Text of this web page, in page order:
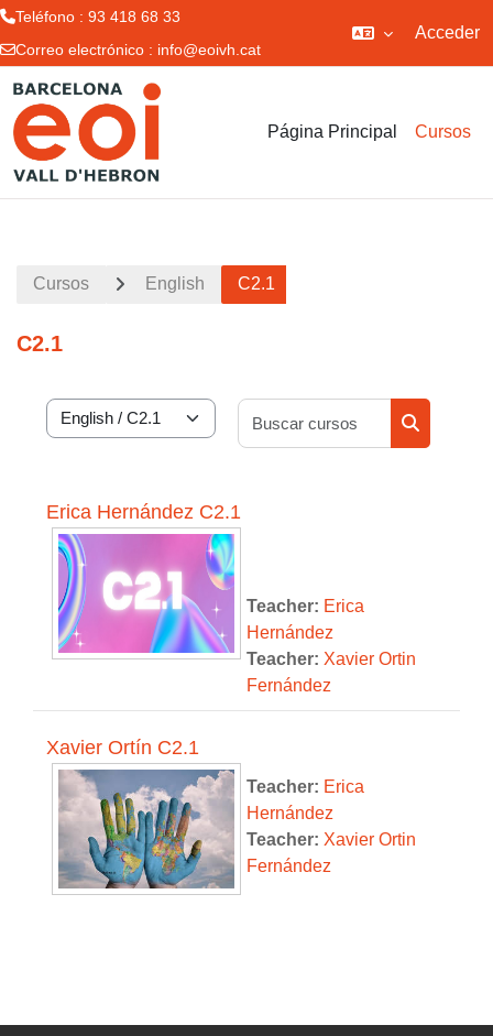
Teléfono : 93 418 68 33
Correo electrónico : info@eoivh.cat
Acceder
Página Principal Cursos
Cursos English C2.1
C2.1
Categorías
Buscar
Erica Hernández C2.1
Teacher: Erica
Hernández
Teacher: Xavier Ortin
Fernández
Xavier Ortín C2.1
Teacher: Erica
Hernández
Teacher: Xavier Ortin
Fernández